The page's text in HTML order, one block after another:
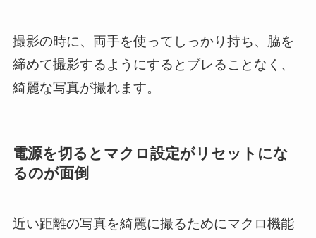
撮影の時に、両手を使ってしっかり持ち、脇を
締めて撮影するようにするとブレることなく、
綺麗な写真が撮れます。
電源を切るとマクロ設定がリセットにな
るのが面倒
近い距離の写真を綺麗に撮るためにマクロ機能